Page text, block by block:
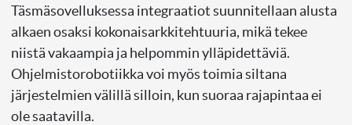
Täsmäsovelluksessa integraatiot suunnitellaan alusta
alkaen osaksi kokonaisarkkitehtuuria, mikä tekee
niistä vakaampia ja helpommin ylläpidettäviä.
Ohjelmistorobotiikka voi myös toimia siltana
järjestelmien välillä silloin, kun suoraa rajapintaa ei
ole saatavilla.